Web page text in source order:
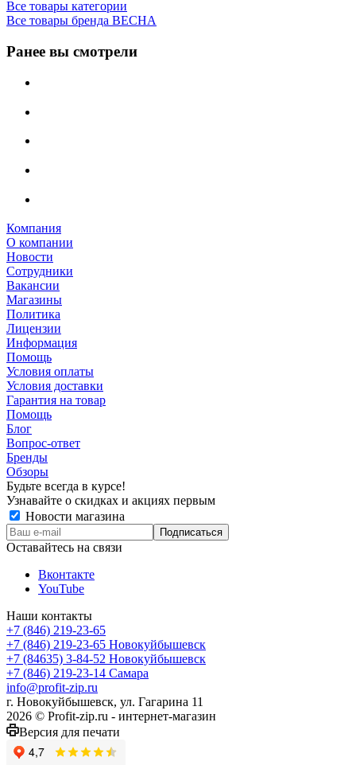
Все товары категории
Все товары бренда ВЕСНА
Ранее вы смотрели
Компания
О компании
Новости
Сотрудники
Вакансии
Магазины
Политика
Лицензии
Информация
Помощь
Условия оплаты
Условия доставки
Гарантия на товар
Помощь
Блог
Вопрос-ответ
Бренды
Обзоры
Будьте всегда в курсе!
Узнавайте о скидках и акциях первым
Новости магазина
Оставайтесь на связи
Вконтакте
YouTube
Наши контакты
+7 (846) 219-23-65
+7 (846) 219-23-65 Новокуйбышевск
+7 (84635) 3-84-52 Новокуйбышевск
+7 (846) 219-23-14 Самара
info@profit-zip.ru
г. Новокуйбышевск, ул. Гагарина 11
2026 © Profit-zip.ru - интернет-магазин
Версия для печати